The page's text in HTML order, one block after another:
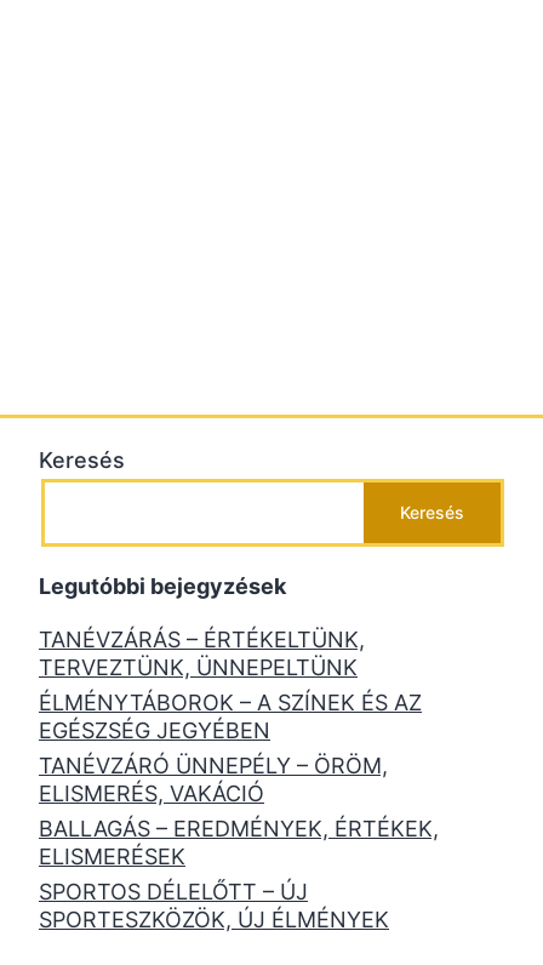
Keresés
Keresés
Legutóbbi bejegyzések
TANÉVZÁRÁS – ÉRTÉKELTÜNK,
TERVEZTÜNK, ÜNNEPELTÜNK
ÉLMÉNYTÁBOROK – A SZÍNEK ÉS AZ
EGÉSZSÉG JEGYÉBEN
TANÉVZÁRÓ ÜNNEPÉLY – ÖRÖM,
ELISMERÉS, VAKÁCIÓ
BALLAGÁS – EREDMÉNYEK, ÉRTÉKEK,
ELISMERÉSEK
SPORTOS DÉLELŐTT – ÚJ
SPORTESZKÖZÖK, ÚJ ÉLMÉNYEK